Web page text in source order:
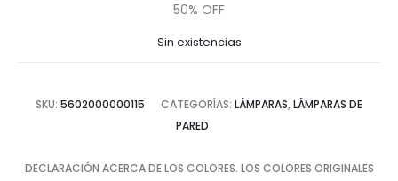
original
$84.53.
actual
$42.27.
50% OFF
Sin existencias
SKU: 5602000000115 CATEGORÍAS: LÁMPARAS, LÁMPARAS DE
PARED
DECLARACIÓN ACERCA DE LOS COLORES. LOS COLORES ORIGINALES